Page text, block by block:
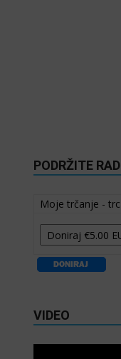
PODRŽITE
Moje trčanje -
VIDEO